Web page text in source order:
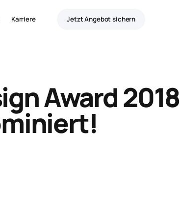
Karriere Jetzt Angebot sichern
Award 2018